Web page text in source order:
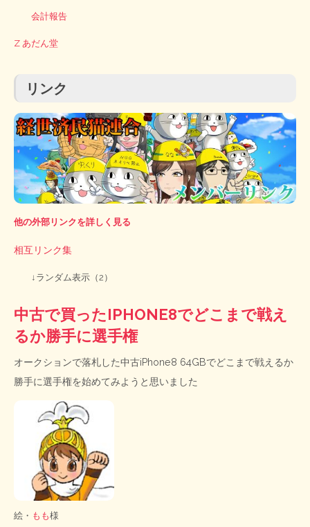
会計報告
Z あだん堂
リンク
他の外部リンクを詳しく見る
相互リンク集
↓ランダム表示（2）
中古で買ったIPHONE8でどこまで戦え
るか勝手に選手権
オークションで落札した中古iPhone8 64GBでどこまで戦えるか
勝手に選手権を始めてみようと思いました
絵・ もも様